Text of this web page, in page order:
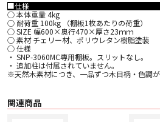
■仕様
○ 本体重量 4kg
○ 耐荷重 100kg （棚板1枚あたりの荷重）
○ SIZE 幅600×奥行470×厚さ23ｍｍ
○ 素材 チェリー材、ポリウレタン樹脂塗装
○ 仕様
・ SNP-3060MC専用棚板。スリットなし。
・ 追加柱は付属されていません。
※天然木素材につき、一品ずつ木目柄・色調
関連商品